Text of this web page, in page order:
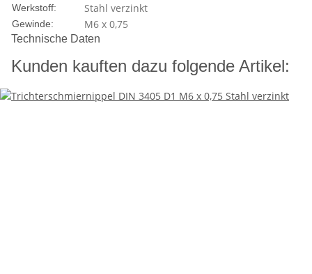
Technische Daten
Werkstoff: Stahl verzinkt
Gewinde: M6 x 0,75
Kunden kauften dazu folgende Artikel: